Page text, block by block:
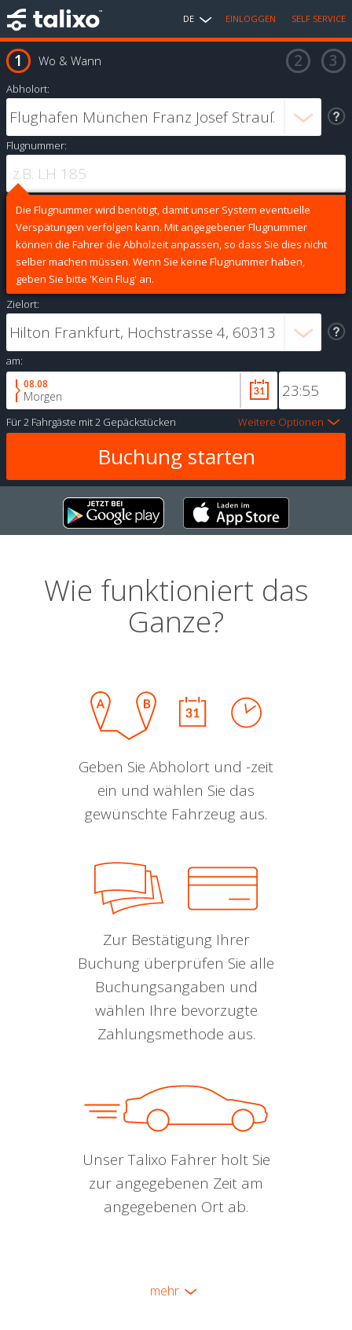
DE EINLOGGEN SELF SERVICE
Wo & Wann
Abholort:
Flugnummer:
Die Flugnummer wird benötigt, damit unser System eventuelle
Verspätungen verfolgen kann. Mit angegebener Flugnummer
können die Fahrer die Abholzeit anpassen, so dass Sie dies nicht
selber machen müssen. Wenn Sie keine Flugnummer haben,
geben Sie bitte 'Kein Flug' an.
Zielort:
am:
08.08
Morgen
Für2 Fahrgäste mit2 Gepäckstücken Weitere Optionen
Wie funktioniert das
Ganze?
Geben Sie Abholort und -zeit
ein und wählen Sie das
gewünschte Fahrzeug aus.
Zur Bestätigung Ihrer
Buchung überprüfen Sie alle
Buchungsangaben und
wählen Ihre bevorzugte
Zahlungsmethode aus.
Unser Talixo Fahrer holt Sie
zur angegebenen Zeit am
angegebenen Ort ab.
mehr